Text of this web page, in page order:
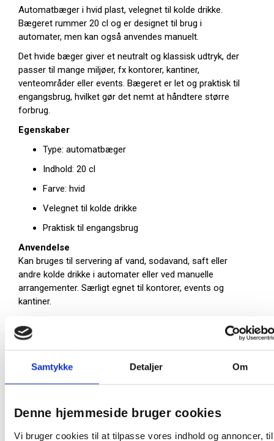
Samtykke Detaljer Om
Denne hjemmeside bruger cookies
Vi bruger cookies til at tilpasse vores indhold og annoncer, til
Automatbæger i hvid plast, velegnet til kolde drikke.
Bægeret rummer 20 cl og er designet til brug i
automater, men kan også anvendes manuelt.
Det hvide bæger giver et neutralt og klassisk udtryk, der
passer til mange miljøer, fx kontorer, kantiner,
venteområder eller events. Bægeret er let og praktisk til
engangsbrug, hvilket gør det nemt at håndtere større
forbrug.
Egenskaber
Type: automatbæger
Indhold: 20 cl
Farve: hvid
Velegnet til kolde drikke
Praktisk til engangsbrug
Anvendelse
Kan bruges til servering af vand, sodavand, saft eller
andre kolde drikke i automater eller ved manuelle
arrangementer. Særligt egnet til kontorer, events og
kantiner.
løsning.
Farve:hvid
Materiale:PP
Features:med riller
Diameter: 6,9 cm
Vægt, netto:
Rumindhold, netto:20 cl